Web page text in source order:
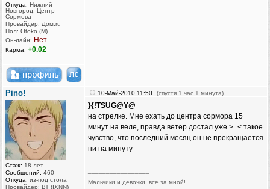
Откуда: Нижний
Новгород, Центр
Сормова
Провайдер: Дом.ru
Пол: Otoko (M)
Он-лайн: Нет
Карма: +0.02
Pino!
Стаж: 18 лет
Сообщений: 460
Откуда: из-под стола
Провайдер: ВТ (IXNN)
10-Май-2010 11:50 (спустя 1 час 1 минута)
}{!TSUG@Y@
на стрелке. Мне ехать до центра сормора 15
минут на веле, правда ветер достал уже >_< такое
чувство, что последний месяц он не прекращается
ни на минуту
Мальчики и девочки, все за мной!